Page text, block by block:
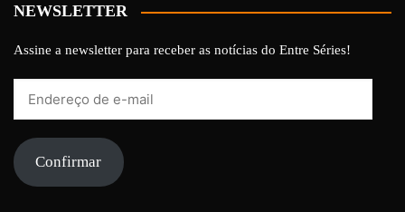
NEWSLETTER
Assine a newsletter para receber as notícias do Entre Séries!
mail Confirmar